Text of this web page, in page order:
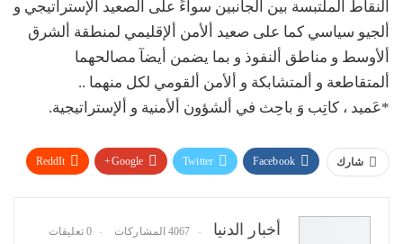
ألنقاط ألملتبسة بين ألجانبين سواءً على ألصعيد ألإستراتيجي و
ألجيو سياسي كما على صعيد ألأمن ألإقليمي لمنطقة ألشرق
ألأوسط و مناطق ألنفوذ و بما يضمن أيضآ مصالحهما
ألمتقاطعة و ألمتشابكة و ألأمن ألقومي لكل منهما ..
*عَميد ، كاتِب وَ باحِث في ألشؤون ألأمنية و ألإستراتيجية.
شارك Facebook
Twitter
Google+
ReddIt
أخبار الدنيا 4067 المشاركات 0 تعليقات